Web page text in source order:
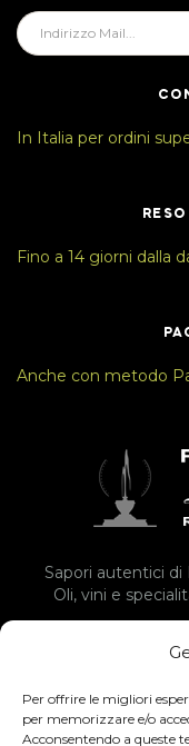
Per offrire le migliori
per memorizzare e/o
Acconsentendo a queste
In Italia per ordini
Fino a 14 giorni dalla
Anche con metodo
Sapori autentici di
Oli, vini e